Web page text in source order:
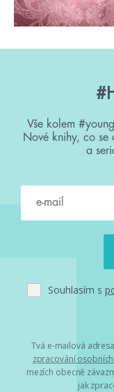
Vše kolem
Nové knihy, co se
a
Souhlasím s
Tvá e-mailová
zpracování
mezích obecně
jak